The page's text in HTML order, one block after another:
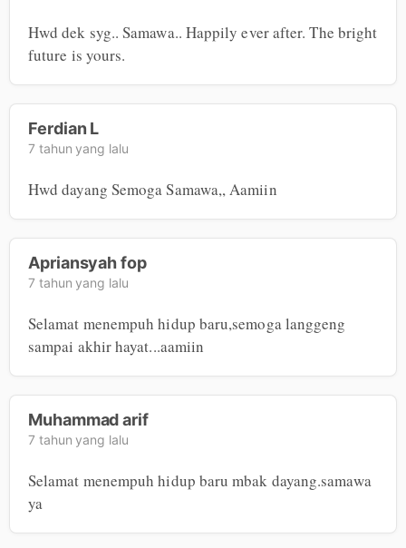
Hwd dek syg.. Samawa.. Happily ever after. The bright
future is yours.
Ferdian L
7 tahun yang lalu
Hwd dayang Semoga Samawa,, Aamiin
Apriansyah fop
7 tahun yang lalu
Selamat menempuh hidup baru,semoga langgeng
sampai akhir hayat...aamiin
Muhammad arif
7 tahun yang lalu
Selamat menempuh hidup baru mbak dayang.samawa
ya